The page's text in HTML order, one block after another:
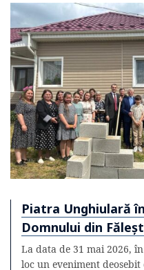
Piatra Unghiulară
Domnului din
La data de 31 mai 2026,
loc un eveniment